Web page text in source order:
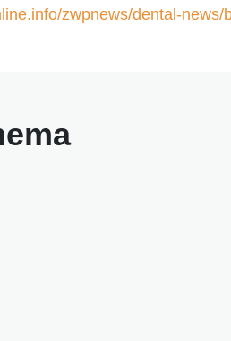
zwpnews/dental-